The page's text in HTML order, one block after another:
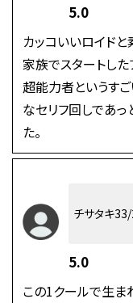
5.0
カッコいいロイド
家族でスタートした
超能力者というす
なセリフ回しであ
た。
チサタキ
5.0
この1クールで生ま